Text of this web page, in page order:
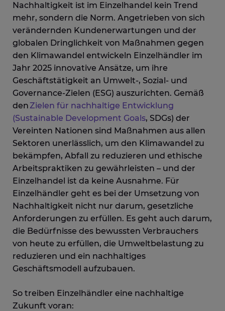
Nachhaltigkeit ist im Einzelhandel kein Trend
mehr, sondern die Norm. Angetrieben von sich
verändernden Kundenerwartungen und der
globalen Dringlichkeit von Maßnahmen gegen
den Klimawandel entwickeln Einzelhändler im
Jahr 2025 innovative Ansätze, um ihre
Geschäftstätigkeit an Umwelt-, Sozial- und
Governance-Zielen (ESG) auszurichten. Gemäß
denZielen für nachhaltige Entwicklung
(Sustainable Development Goals, SDGs) der
Vereinten Nationen sind Maßnahmen aus allen
Sektoren unerlässlich, um den Klimawandel zu
bekämpfen, Abfall zu reduzieren und ethische
Arbeitspraktiken zu gewährleisten – und der
Einzelhandel ist da keine Ausnahme. Für
Einzelhändler geht es bei der Umsetzung von
Nachhaltigkeit nicht nur darum, gesetzliche
Anforderungen zu erfüllen. Es geht auch darum,
die Bedürfnisse des bewussten Verbrauchers
von heute zu erfüllen, die Umweltbelastung zu
reduzieren und ein nachhaltiges
Geschäftsmodell aufzubauen.
So treiben Einzelhändler eine nachhaltige
Zukunft voran: